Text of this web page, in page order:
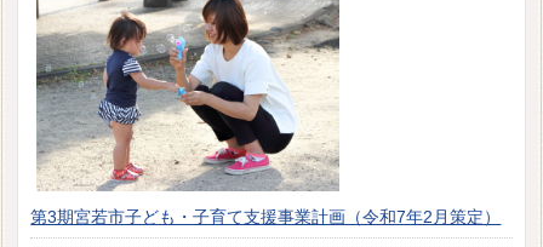
第3期宮若市子ども・子育て支援事業計画（令和7年2月策定）